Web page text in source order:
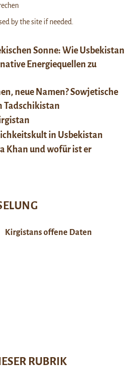
Sonne: Wie Usbekistan
Energiequellen zu
neue Namen? Sowjetische
Tadschikistan
in Usbekistan
Khan und wofür ist er
Kirgistans offene Daten
by the site if needed.
RUBRIK